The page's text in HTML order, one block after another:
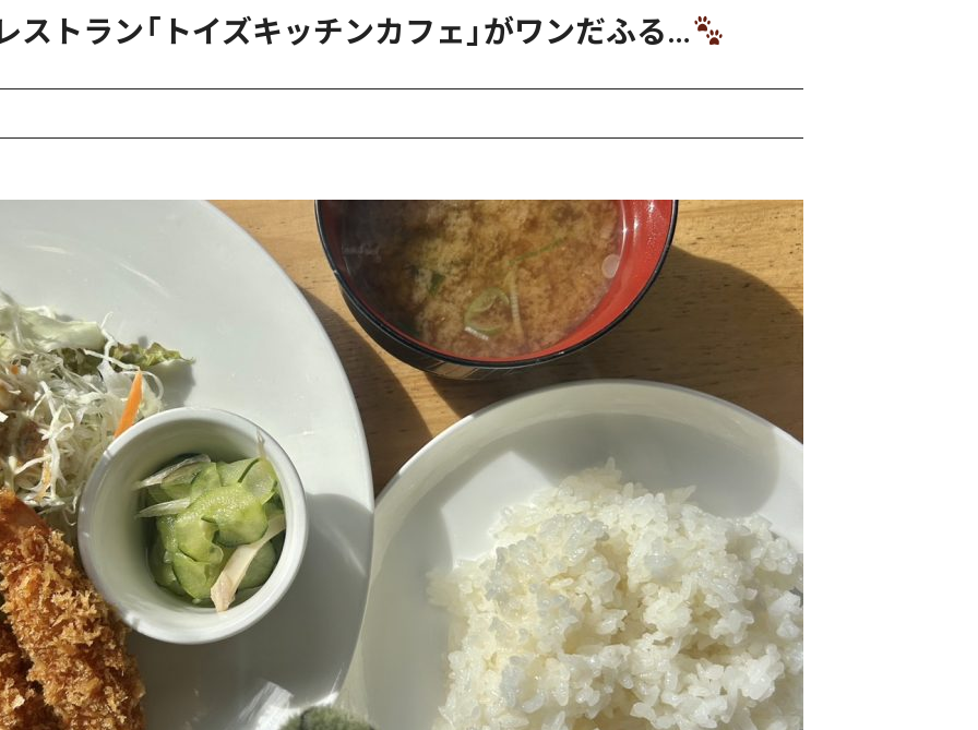
ストラン「トイズキッチンカフェ」がワンだふる…